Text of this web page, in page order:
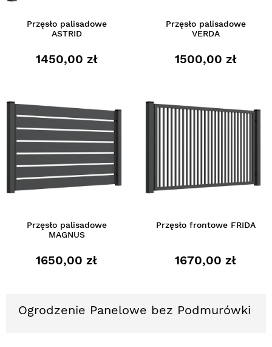
Przęsło palisadowe
ASTRID
1450,00 zł
Przęsło palisadowe
VERDA
1500,00 zł
Przęsło palisadowe
MAGNUS
1650,00 zł
Przęsło frontowe FRIDA
1670,00 zł
Ogrodzenie Panelowe bez Podmurówki